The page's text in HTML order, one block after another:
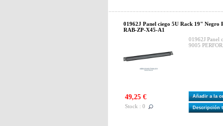
01962J Panel ciego 5U Rack 19"
RAB-ZP-X45-A1
01962J Panel
9005
49,25 €
Stock : 0
Añadir a la
Descripción